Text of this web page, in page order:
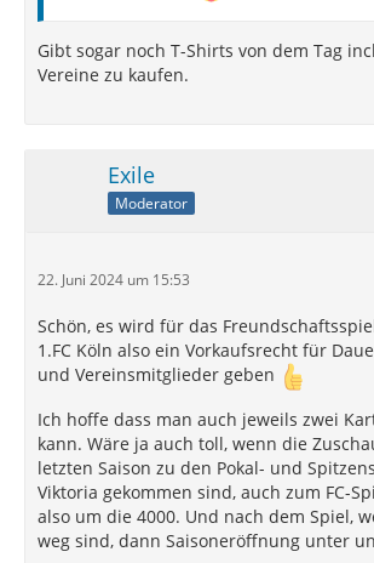
Gibt sogar noch T-Shirts von dem Tag
Vereine zu kaufen.
Exile
Moderator
22. Juni 2024 um 15:53
Schön, es wird für das
1.FC Köln also ein Vorkaufsrecht für
und Vereinsmitglieder geben
Ich hoffe dass man auch jeweils zwei
kann. Wäre ja auch toll, wenn die
letzten Saison zu den Pokal- und
Viktoria gekommen sind, auch zum FC-
also um die 4000. Und nach dem Spiel,
weg sind, dann Saisoneröffnung unter